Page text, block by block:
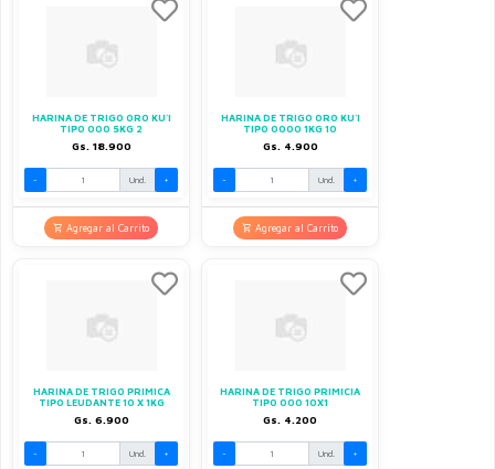
HARINA DE TRIGO ORO KU´I
TIPO 000 5KG 2
Gs. 18.900
- Und. +
Agregar al Carrito
HARINA DE TRIGO ORO KU´I
TIPO 0000 1KG 10
Gs. 4.900
- Und. +
Agregar al Carrito
HARINA DE TRIGO PRIMICA
TIPO LEUDANTE 10 X 1KG
Gs. 6.900
- Und. +
HARINA DE TRIGO PRIMICIA
TIPO 000 10X1
Gs. 4.200
- Und. +